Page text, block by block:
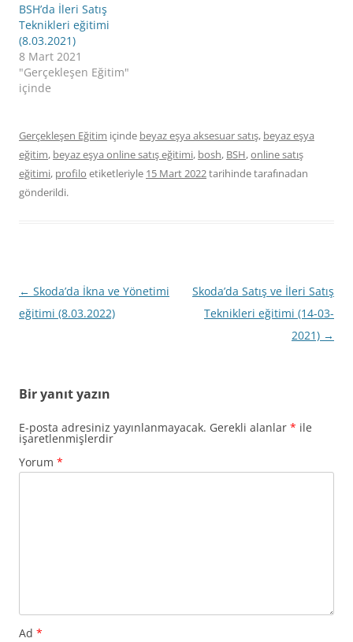
BSH’da İleri Satış
Teknikleri eğitimi
(8.03.2021)
8 Mart 2021
"Gerçekleşen Eğitim"
içinde
Gerçekleşen Eğitim içinde beyaz eşya aksesuar satış, beyaz eşya
eğitim, beyaz eşya online satış eğitimi, bosh, BSH,online satış
eğitimi, profilo etiketleriyle 15 Mart 2022tarihindetarafınadan
gönderildi.
Yazı
dolaşımı
← Skoda’da İkna ve Yönetimi
eğitimi (8.03.2022)
Skoda’da Satış ve İleri Satış
Teknikleri eğitimi (14-03-
2021) →
Bir yanıt yazın
E-posta adresiniz yayınlanmayacak. Gerekli alanlar * ile
işaretlenmişlerdir
Yorum *
Ad *